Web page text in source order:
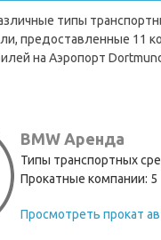
типы
предоставленные 11
на Аэропорт
BMW Аренда
Типы транспортных
Прокатные компании: 5